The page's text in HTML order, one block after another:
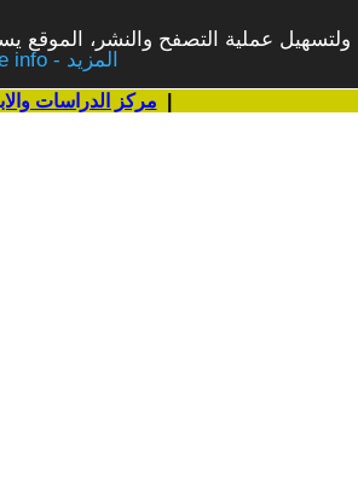
عملية التصفح والنشر، الموقع
More info - المزيد
مركز الدراسات